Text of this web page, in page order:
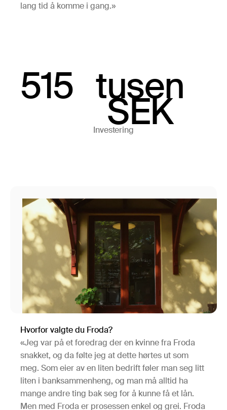
lang tid å komme i gang.»
515 tusen
SEK
Investering
Hvorfor valgte du Froda?
«Jeg var på et foredrag der en kvinne fra Froda
snakket, og da følte jeg at dette hørtes ut som
meg. Som eier av en liten bedrift føler man seg litt
liten i banksammenheng, og man må alltid ha
mange andre ting bak seg for å kunne få et lån.
Men med Froda er prosessen enkel og grei. Froda